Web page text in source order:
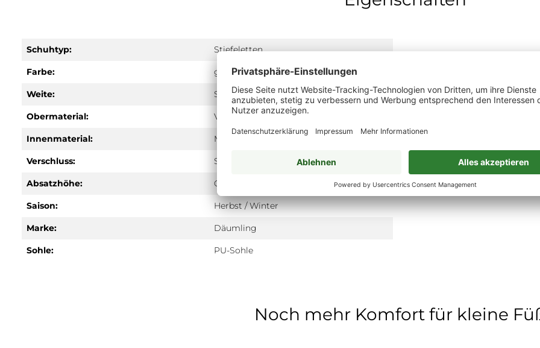
Schuhtyp: Stiefeletten
Farbe: grau
Weite: S
Obermaterial: Velours
Innenmaterial: Mischgewebe
Verschluss: Schnürung
Absatzhöhe: Ohne
Saison: Herbst / Winter
Marke: Däumling
Sohle: PU-Sohle
Noch mehr Komfort für kleine